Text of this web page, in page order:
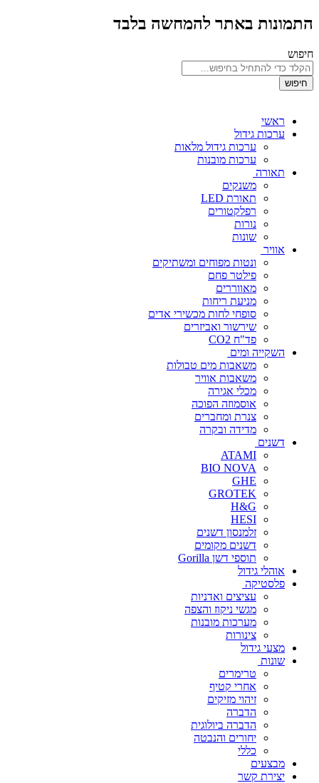
התמונות באתר להמחשה בלבד
חיפוש
חיפוש
ראשי
ערכות גידול
ערכות גידול מלאות
ערכות מובנות
תאורה
משנקים
תאורת LED
רפלקטורים
נורות
שונות
אוויר
ונטות מפוחים ומשתיקים
פילטר פחם
מאווררים
מניעת ריחות
סופחי לחות מכשירי אדים
שירשור ואביזרים
פד"ח CO2
השקייה ומים
משאבות מים טבולות
משאבות אוויר
מכלי אגירה
אוסמוזה הפוכה
צנרת ומחברים
מדידה ובקרה
דשנים
ATAMI
BIO NOVA
GHE
GROTEK
H&G
HESI
זלמנסון דשנים
דשנים מקומים
תוספי דשן Gorilla
אוהלי גידול
פלסטיקה
עציצים ואדניות
מגשי ניקוז והצפה
מערכות מובנות
צינורות
מצעי גידול
שונות
טרימרים
אחרי קטיף
זיהוי מזיקים
הדברה
הדברה ביולוגית
יחורים והנבטה
כללי
מבצעים
יצירת קשר